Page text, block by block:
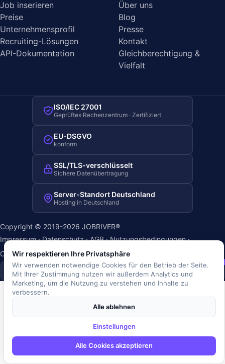
Job inserieren
Preise
Unternehmensprofil
Recruiting-Lösungen
API-Dokumentation
Über uns
Blog
Presse
Kontakt
Gleichberechtigung &
Vielfalt
ISO/IEC 27001
Geprüftes Rechenzentrum · Zertifiziert
EU-DSGVO
konform
SSL/TLS-verschlüsselt
Sichere Datenübertragung
Server-Standort Deutschland
Hosting in Deutschland
Copyright © 2019-2026 JOBRIVER®
Impressum·Datenschutz·AGB·Nutzungsbedingungen·
Cookie-Richtlinie·Cookie-Einstellungen
SiSt JR
Wir respektieren Ihre Privatsphäre
Wir verwenden notwendige Cookies für den Betrieb der Seite.
Mit Ihrer Zustimmung nutzen wir außerdem Analytics und
Marketing, um die Nutzung zu verstehen und Inhalte zu
verbessern.
Alle ablehnen
Einstellungen
Alle Cookies akzeptieren